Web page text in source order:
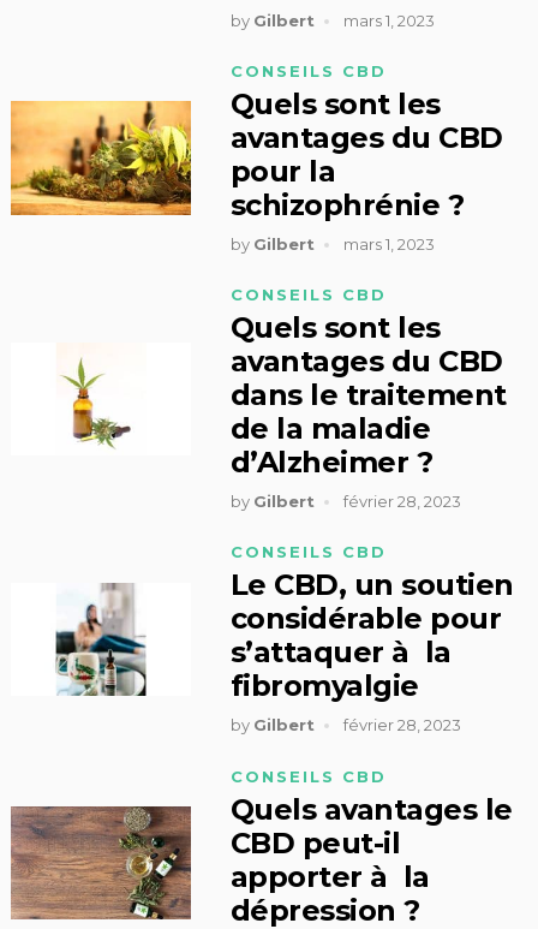
by Gilbert mars 1, 2023
CONSEILS CBD
Quels sont les
avantages du CBD
pour la
schizophrénie ?
by Gilbert mars 1, 2023
CONSEILS CBD
Quels sont les
avantages du CBD
dans le traitement
de la maladie
d’Alzheimer ?
by Gilbert février 28, 2023
CONSEILS CBD
Le CBD, un soutien
considérable pour
s’attaquer à la
fibromyalgie
by Gilbert février 28, 2023
CONSEILS CBD
Quels avantages le
CBD peut-il
apporter à la
dépression ?